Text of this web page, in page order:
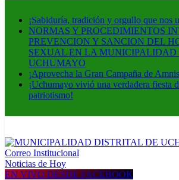
¡Sabiduría, tradición y orgullo que nos
NORMAS Y PROCEDIMIENTOS
PREVENCION Y SANCION DEL
SEXUAL EN LA MUNICIPALIDAD
UCHUMAYO
¡Aprovecha la Gran Campaña de
¡Uchumayo vivió una verdadera fiesta
patriotismo!
MUNICIPALIDAD DISTRITAL DE
Construyendo una nueva Historia
Correo Institucional
Noticias de Hoy
EN VIVO DESDE FACEBOOK